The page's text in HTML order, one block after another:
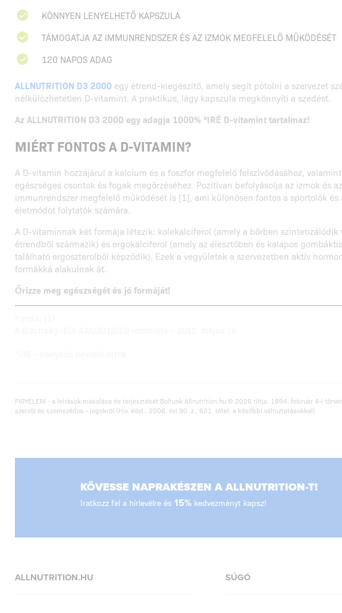
KÖNNYEN LENYELHETŐ KAPSZULA
TÁMOGATJA AZ IMMUNRENDSZER ÉS AZ IZMOK MEGFELELŐ MŰKÖDÉSÉT
120 NAPOS ADAG
ALLNUTRITION D3 2000 egy étrend-kiegészítő, amely segít pótolni a szervezet
nélkülözhetetlen D-vitamint. A praktikus, lágy kapszula megkönnyíti a szedést.
Az ALLNUTRITION D3 2000 egy adagja 1000% *IRÉ D-vitamint tartalmaz!
MIÉRT FONTOS A D-VITAMIN?
A D-vitamin hozzájárul a kalcium és a foszfor megfelelő felszívódásához,
egészséges csontok és fogak megőrzéséhez. Pozitívan befolyásolja az izmok és az
immunrendszer megfelelő működését is [1], ami különösen fontos a sportolók és
életmódot folytatók számára.
A D-vitaminnak két formája létezik: kolekalciferol (amely a bőrben szintetizálódik
étrendből származik) és ergokalciferol (amely az élesztőben és kalapos
található ergoszterolból képződik). Ezek a vegyületek a szervezetben aktív
formákká alakulnak át.
Őrizze meg egészségét és jó formáját!
FIGYELEM - a leírások másolása és terjesztését Boltunk Allnutrition.hu © 2026 tiltja. 1994. február 4-i
szerzői és szomszédos - jogokról (Hiv. Közl.. 2006. évi 90. z., 631. tétel, a későbbi változtatásokkal)
KÖVESSE NAPRAKÉSZEN A ALLNUTRITION-T!
Iratkozz fel a hírlevélre és 15% kedvezményt kapsz!
ALLNUTRITION.HU SÚGÓ